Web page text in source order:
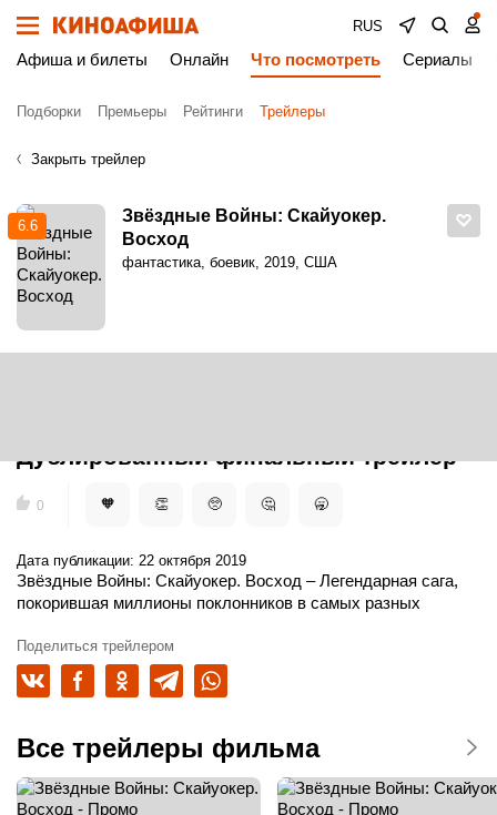
RUS
Афиша и билеты Онлайн Что посмотреть Сериалы
Подборки Премьеры Рейтинги Трейлеры
Закрыть трейлер
Дублированный финальный трейлер
0 🧡 👏 🥺 🤔 🥱
Дата публикации: 22 октября 2019
Звёздные Войны: Скайуокер. Восход – Легендарная сага,
покорившая миллионы поклонников в самых разных
эпизод космического эпоса «Звёздные Войны» завершает
невероятную историю семьи Скайуокеров, длящуюся уже
более сорока лет, и обещает дать ответы на все загадки из
уникальные миры, увлекательные путешествия на край
Галактики и грандиозный финал фантастической саги!
Поделиться трейлером
Все трейлеры фильма
6.6
Звёздные Войны: Скайуокер.
Восход
фантастика, боевик, 2019, США